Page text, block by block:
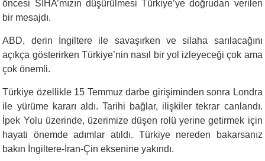
öncesi SİHA’mızın düşürülmesi Türkiye’ye doğrudan verilen
bir mesajdı.
ABD, derin İngiltere ile savaşırken ve silaha sarılacağını
açıkça gösterirken Türkiye’nin nasıl bir yol izleyeceği çok ama
çok önemli.
Türkiye özellikle 15 Temmuz darbe girişiminden sonra Londra
ile yürüme kararı aldı. Tarihi bağlar, ilişkiler tekrar canlandı.
İpek Yolu üzerinde, üzerimize düşen rolü yerine getirmek için
hayati önemde adımlar atıldı. Türkiye nereden bakarsanız
bakın İngiltere-İran-Çin eksenine yakındı.